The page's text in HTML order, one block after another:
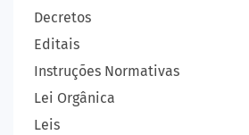
Decretos
Editais
Instruções Normativas
Lei Orgânica
Leis